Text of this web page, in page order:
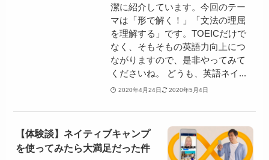
潔に紹介しています。今回のテー
マは「形で解く！」「文法の理屈
を理解する」です。TOEICだけで
なく、そもそもの英語力向上につ
ながりますので、是非やってみて
くださいね。 どうも、英語ネイ...
2020年4月24日 2020年5月4日
【体験談】ネイティブキャンプ
を使ってみたら大満足だった件